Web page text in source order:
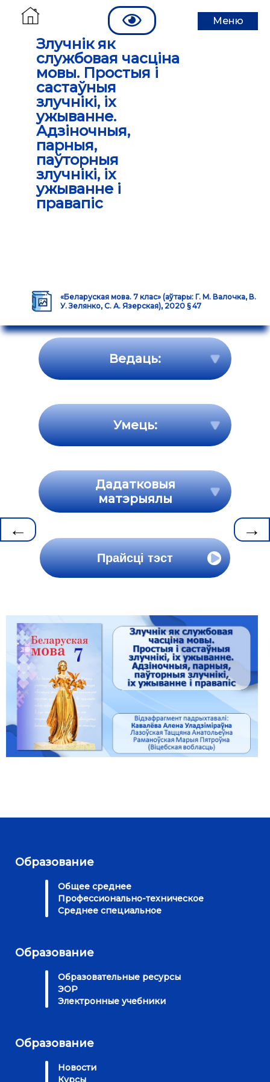
Злучнік як
службовая часціна
мовы. Простыя і
састаўныя
злучнікі, іх
ужыванне.
Адзіночныя,
парныя,
паўторныя
злучнікі, іх
ужыванне і
правапіс
Меню
«Беларуская мова. 7 клас» (аўтары: Г. М. Валочка, В.
У. Зелянко, С. А. Язерская), 2020 § 47
← →
Ведаць:
Умець:
Дадатковыя
матэрыялы
Прайсці тэст
Образование
Общее среднее
Профессионально-техническое
Среднее специальное
Образование
Образовательные ресурсы
ЭОР
Электронные учебники
Образование
Новости
Курсы